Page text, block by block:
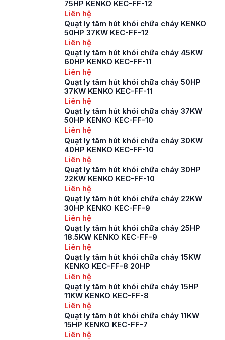
75HP KENKO KEC-FF-12
Liên hệ
Quạt ly tâm hút khói chữa cháy KENKO
50HP 37KW KEC-FF-12
Liên hệ
Quạt ly tâm hút khói chữa cháy 45KW
60HP KENKO KEC-FF-11
Liên hệ
Quạt ly tâm hút khói chữa cháy 50HP
37KW KENKO KEC-FF-11
Liên hệ
Quạt ly tâm hút khói chữa cháy 37KW
50HP KENKO KEC-FF-10
Liên hệ
Quạt ly tâm hút khói chữa cháy 30KW
40HP KENKO KEC-FF-10
Liên hệ
Quạt ly tâm hút khói chữa cháy 30HP
22KW KENKO KEC-FF-10
Liên hệ
Quạt ly tâm hút khói chữa cháy 22KW
30HP KENKO KEC-FF-9
Liên hệ
Quạt ly tâm hút khói chữa cháy 25HP
18.5KW KENKO KEC-FF-9
Liên hệ
Quạt ly tâm hút khói chữa cháy 15KW
KENKO KEC-FF-8 20HP
Liên hệ
Quạt ly tâm hút khói chữa cháy 15HP
11KW KENKO KEC-FF-8
Liên hệ
Quạt ly tâm hút khói chữa cháy 11KW
15HP KENKO KEC-FF-7
Liên hệ